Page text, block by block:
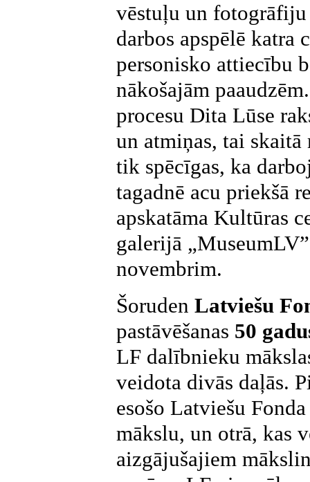
vēstuļu un
darbos apspēlē
personisko attiecību
nākošajām
procesu Dita Lūse
un atmiņas, tai skaitā
tik spēcīgas, ka
tagadnē acu priekšā
apskatāma Kultūras
galerijā
novembrim.
Šoruden Latviešu
pastāvēšanas 50
LF dalībnieku
veidota divās daļās.
esošo Latviešu
mākslu, un otrā, kas
aizgājušajiem